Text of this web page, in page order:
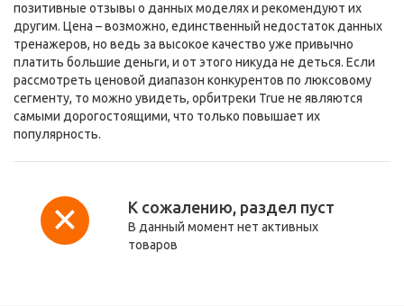
позитивные отзывы о данных моделях и рекомендуют их
другим. Цена – возможно, единственный недостаток данных
тренажеров, но ведь за высокое качество уже привычно
платить большие деньги, и от этого никуда не деться. Если
рассмотреть ценовой диапазон конкурентов по люксовому
сегменту, то можно увидеть, орбитреки True не являются
самыми дорогостоящими, что только повышает их
популярность.
К сожалению, раздел пуст
В данный момент нет активных
товаров